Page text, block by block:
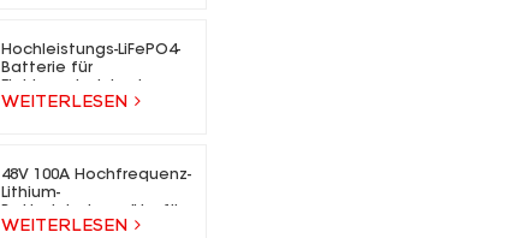
Hochleistungs-LiFePO4-
Batterie für
WEITERLESEN
48V 100A Hochfrequenz-
Lithium-
Gabelstapler
WEITERLESEN